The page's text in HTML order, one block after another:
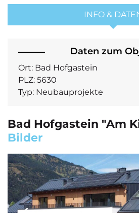
INFO &
Daten zum
Ort:Bad Hofgastein
PLZ:5630
Typ:Neubauprojekte
Bad Hofgastein "Am
Bilder